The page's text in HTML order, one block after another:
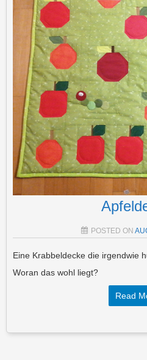
POSTED ON
Eine Krabbeldecke die irgendwie
Woran das wohl liegt?
Read